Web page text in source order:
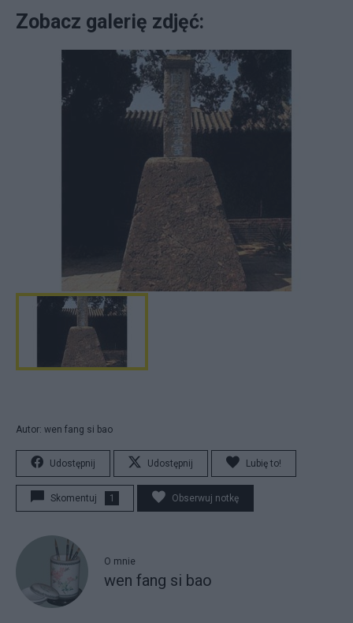
Zobacz galerię zdjęć:
Autor: wen fang si bao
Udostępnij Udostępnij Lubię to!
Skomentuj 1 Obserwuj notkę
O mnie
wen fang si bao